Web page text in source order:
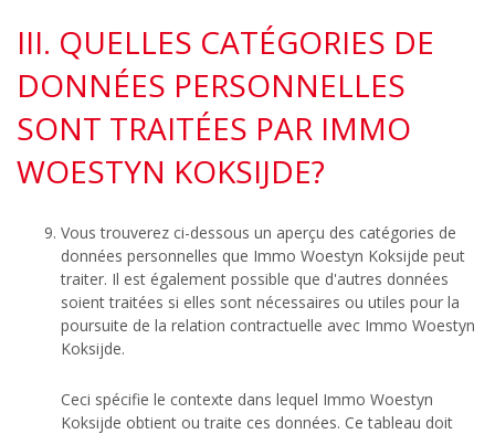
III. QUELLES CATÉGORIES DE
DONNÉES PERSONNELLES
SONT TRAITÉES PAR IMMO
WOESTYN KOKSIJDE?
Vous trouverez ci-dessous un aperçu des catégories de
données personnelles que Immo Woestyn Koksijde peut
traiter. Il est également possible que d'autres données
soient traitées si elles sont nécessaires ou utiles pour la
poursuite de la relation contractuelle avec Immo Woestyn
Koksijde.
Ceci spécifie le contexte dans lequel Immo Woestyn
Koksijde obtient ou traite ces données. Ce tableau doit